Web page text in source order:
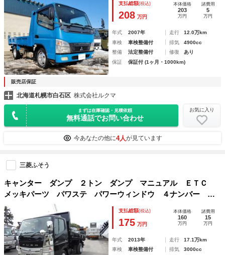
支払総額(税込)
208 万円
本体価格
203
万円
諸費用
5
万円
年式 2007年 走行
12.0万km
車検
車検整備付 排気
4900cc
整備
法定整備付 修復
あり
保証
保証付 (1ヶ月・1000km)
販売店保証
北海道札幌市白石区 株式会社ルクマ
まずは在庫確認・見積依頼
無料通話でお問い合わせ
お気に入り
今あなたの他に4人が見ています
三菱ふそう
キャンター ダンプ ２トン ダンプ マニュアル ＥＴＣ
メッキパーツ パワステ パワーウィンドウ ４ナンバー ２
５１０１７
支払総額(税込)
175 万円
本体価格
160
万円
諸費用
15
万円
年式 2013年 走行
17.1万km
車検
車検整備付 排気
3000cc